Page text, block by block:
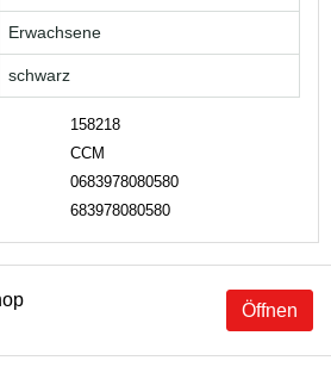
Erwachsene
schwarz
158218
CCM
0683978080580
683978080580
Öffnen